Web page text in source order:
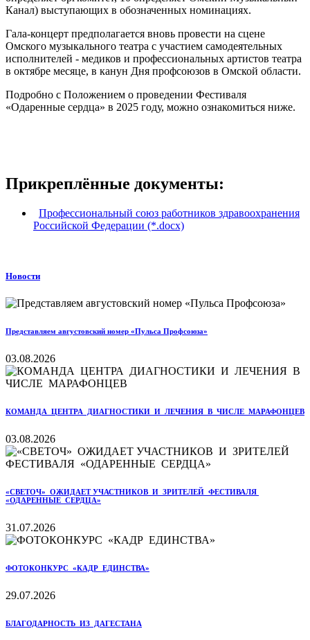
Канал) выступающих в обозначенных номинациях.
Гала-концерт предполагается вновь провести на сцене
Омского музыкального театра с участием самодеятельных
исполнителей - медиков и профессиональных артистов театра
в октябре месяце, в канун Дня профсоюзов в Омской области.
Подробно с Положением о проведении Фестиваля
«Одаренные сердца» в 2025 году, можно ознакомиться ниже.
Прикреплённые документы:
Профессиональный союз работников здравоохранения
Российской Федерации (*.docx)
Новости
Представляем августовский номер «Пульса Профсоюза»
03.08.2026
КОМАНДА ЦЕНТРА ДИАГНОСТИКИ И ЛЕЧЕНИЯ В ЧИСЛЕ МАРАФОНЦЕВ
03.08.2026
«СВЕТОЧ» ОЖИДАЕТ УЧАСТНИКОВ И ЗРИТЕЛЕЙ ФЕСТИВАЛЯ
«ОДАРЕННЫЕ СЕРДЦА»
31.07.2026
ФОТОКОНКУРС «КАДР ЕДИНСТВА»
29.07.2026
БЛАГОДАРНОСТЬ ИЗ ДАГЕСТАНА